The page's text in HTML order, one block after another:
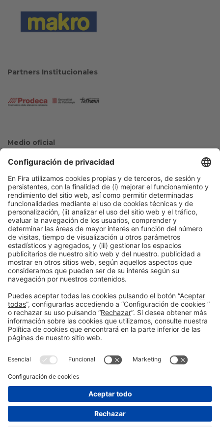
Partners Institucionales
Medio oficial
Colaboradores